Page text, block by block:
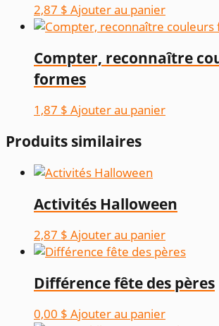
2,87 $ Ajouter au panier
Compter, reconnaître
formes
1,87 $ Ajouter au panier
Produits similaires
Activités Halloween
2,87 $ Ajouter au panier
Différence fête des pères
0,00 $ Ajouter au panier